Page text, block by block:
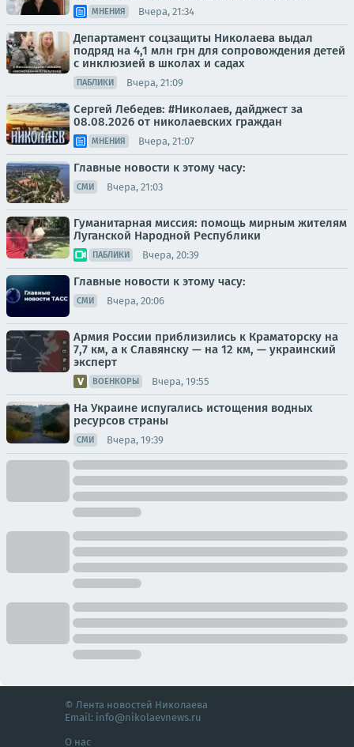
МНЕНИЯ Вчера, 21:34
Департамент соцзащиты Николаева выдал
подряд на 4,1 млн грн для сопровождения детей
с инклюзией в школах и садах
ПАБЛИКИ Вчера, 21:09
Сергей Лебедев: #Николаев, дайджест за
08.08.2026 от николаевских граждан
МНЕНИЯ Вчера, 21:07
Главные новости к этому часу:
СМИ Вчера, 21:03
Гуманитарная миссия: помощь мирным жителям
Луганской Народной Республики
ПАБЛИКИ Вчера, 20:39
Главные новости к этому часу:
СМИ Вчера, 20:06
Армия России приблизились к Краматорску на
7,7 км, а к Славянску — на 12 км, — украинский
эксперт
ВОЕНКОРЫ Вчера, 19:55
На Украине испугались истощения водных
ресурсов страны
СМИ Вчера, 19:39
© Лента новостей Николаева
Email: info@nikolaevnews.ru
О нас